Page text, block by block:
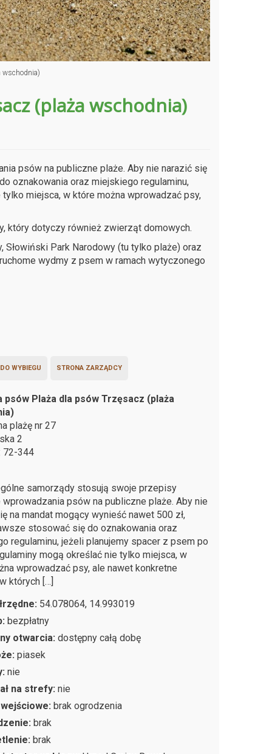
wschodnia)
(plaża wschodnia)
psów na publiczne plaże. Aby nie narazić się
oznakowania oraz miejskiego regulaminu,
miejsca, w które można wprowadzać psy,
który dotyczy również zwierząt domowych.
Park Narodowy (tu tylko plaże) oraz
wydmy z psem w ramach wytyczonego
WYBIEGU STRONA ZARZĄDCY
psów Plaża dla psów Trzęsacz (plaża
plażę nr 27
2
72-344
samorządy stosują swoje przepisy
wprowadzania psów na publiczne plaże. Aby nie
na mandat mogący wynieść nawet 500 zł,
stosować się do oznakowania oraz
regulaminu, jeżeli planujemy spacer z psem po
mogą określać nie tylko miejsca, w
wprowadzać psy, ale nawet konkretne
których […]
54.078064, 14.993019
bezpłatny
otwarcia:dostępny całą dobę
piasek
nie
na strefy:nie
wejściowe:brak ogrodzenia
brak
brak